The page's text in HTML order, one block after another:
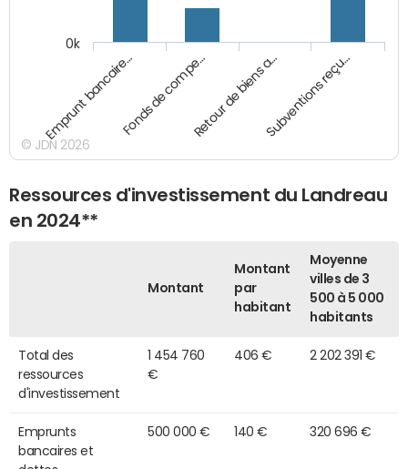
Emprunt bancaire…Fonds de compe…Retour de biens a…Subventions reçu…
0k
© JDN 2026
Ressources d'investissement du Landreau
en 2024**
Montant
Montant
par
habitant
Moyenne
villes de 3
500 à 5 000
habitants
Total des
ressources
d'investissement
1 454 760
€
406 € 2 202 391 €
Emprunts
bancaires et
500 000 € 140 € 320 696 €